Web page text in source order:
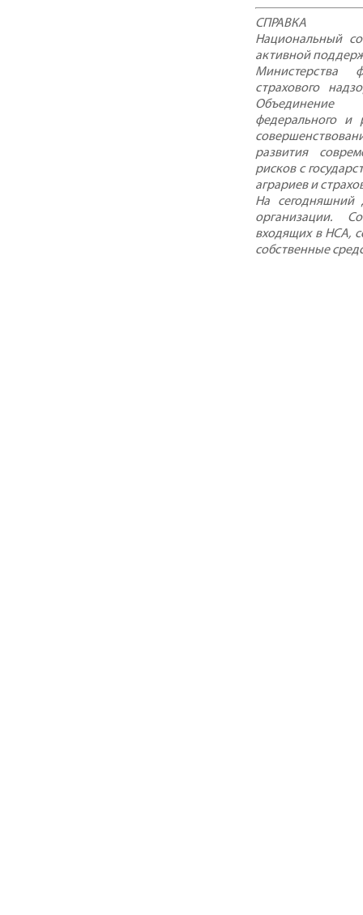
СПРАВКА
Национальный
активной
Министерства
страхового
Объединение
федерального и
развития
рисков с
аграриев и
На сегодняшний
организации.
входящих в НСА,
собственные